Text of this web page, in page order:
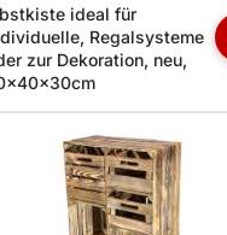
ideal für
Regalsysteme
zur Dekoration, neu,